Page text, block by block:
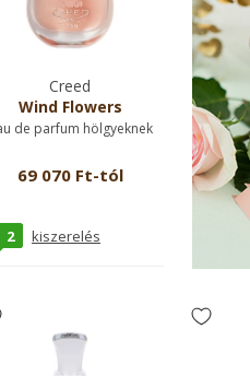
Creed
Wind Flowers
de parfum hölgyeknek
69 070 Ft-tól
2 kiszerelés